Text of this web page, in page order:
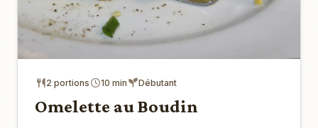
2 portions 10 min Débutant
Omelette au Boudin